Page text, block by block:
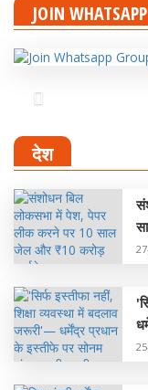
JOIN
Previous
देश
के